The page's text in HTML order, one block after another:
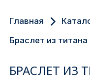
Екатеринбург
Новосибирск
Главная
Браслет из титана
БРАСЛЕТ ИЗ